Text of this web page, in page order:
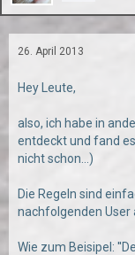
26. April 2013
Hey Leute,
also, ich habe in
entdeckt und fand
nicht schon...)
Die Regeln sind
nachfolgenden User
Wie zum Beisipel: